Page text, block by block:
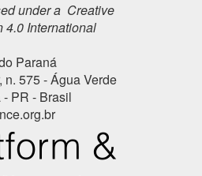
under a Creative
4.0 International
Paraná
575 - Água Verde
PR - Brasil